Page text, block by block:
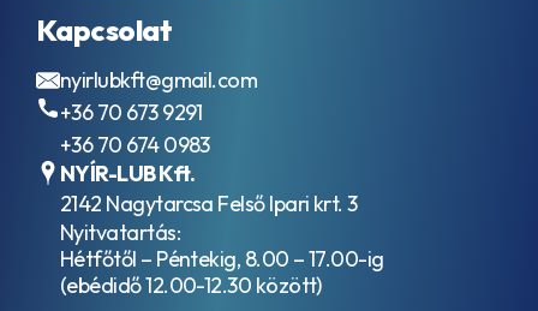
22 9
859
BMW
429
BMW
83210398507
BMW
8322
Kapcsolat
nyirlubkft@gmail.com
+36 70 673 9291
+36 70 674 0983
NYÍR-LUB Kft.
2142 Nagytarcsa Felső Ipari krt. 3
Nyitvatartás:
Hétfőtől – Péntekig, 8.00 – 17.00-ig
(ebédidő 12.00-12.30 között)